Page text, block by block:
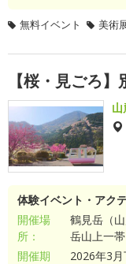
無料イベント 美術
【桜・見ごろ
体験イベント・アク
開催場
所：
鶴見岳（
岳山上一帯
開催期
2026年3